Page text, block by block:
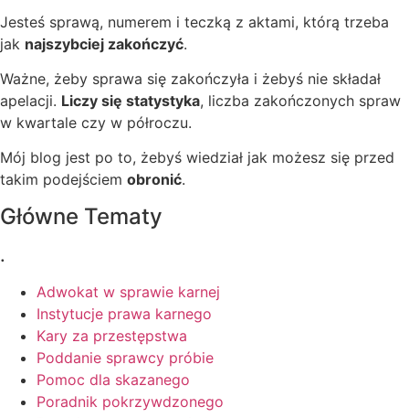
Jesteś sprawą, numerem i teczką z aktami, którą trzeba
jak najszybciej zakończyć.
Ważne, żeby sprawa się zakończyła i żebyś nie składał
apelacji. Liczy się statystyka, liczba zakończonych spraw
w kwartale czy w półroczu.
Mój blog jest po to, żebyś wiedział jak możesz się przed
takim podejściem obronić.
Główne Tematy
.
Adwokat w sprawie karnej
Instytucje prawa karnego
Kary za przestępstwa
Poddanie sprawcy próbie
Pomoc dla skazanego
Poradnik pokrzywdzonego